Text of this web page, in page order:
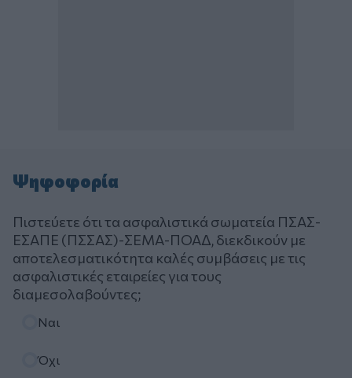
Ψηφοφορία
Πιστεύετε ότι τα ασφαλιστικά σωματεία ΠΣΑΣ-
ΕΣΑΠΕ (ΠΣΣΑΣ)-ΣΕΜΑ-ΠΟΑΔ, διεκδικούν με
αποτελεσματικότητα καλές συμβάσεις με τις
ασφαλιστικές εταιρείες για τους
διαμεσολαβούντες;
Ναι
Όχι